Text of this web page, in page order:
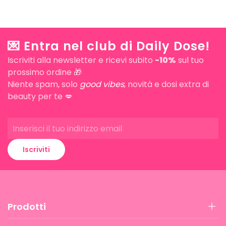
💌 Entra nel club di Daily Dose!
Iscriviti alla newsletter e ricevi subito -10% sul tuo
prossimo ordine 🎁
Niente spam, solo good vibes, novità e dosi extra di
beauty per te 💋
Iscriviti
Prodotti